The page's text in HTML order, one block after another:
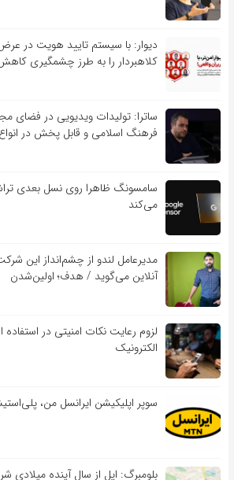
کلاهبردار را به طرز چشمگیری
ساترا: تولیدات ویدیویی در فضای
فرهنگ اسلامی و قابل پخش در
سامسونگ ظاهرا روی نسل بعدی
می‌کند
مدیرعامل لندو از چشم‌انداز این
آنلاین می‌گوید / هدف؛ اولین‌شدن
لزوم رعایت نکات امنیتی در استفاده
الکترونیک
سوپر اپلیکیشن ایرانسل من، پلی‌استیشن ۵ جایزه
بلومبرگ: اپل از سال آینده میلادی